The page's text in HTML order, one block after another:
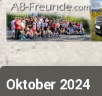
Oktober 2024